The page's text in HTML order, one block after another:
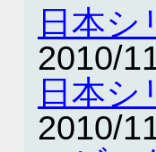
日本
2010/
日本
2010/